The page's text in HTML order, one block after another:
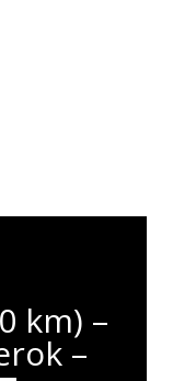
km) –
–